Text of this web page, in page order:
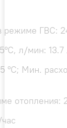
режиме ГВС:
л/мин:
°С; Мин.
отопления: